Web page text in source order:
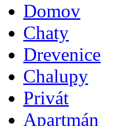
Domov
Chaty
Drevenice
Chalupy
Privát
Apartmán